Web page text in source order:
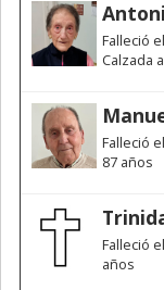
Falleció
Calzada
Falleció
87 años
Falleció
años